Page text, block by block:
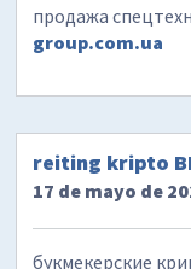
продажа
group.com.ua
reiting kripto
17 de mayo de
букмекерские